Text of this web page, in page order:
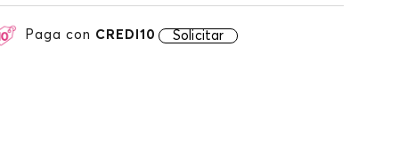
Paga con CREDI10 Solicitar